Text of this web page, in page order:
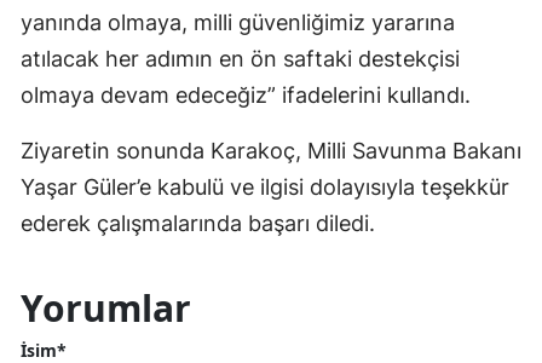
yanında olmaya, milli güvenliğimiz yararına
atılacak her adımın en ön saftaki destekçisi
olmaya devam edeceğiz” ifadelerini kullandı.
Ziyaretin sonunda Karakoç, Milli Savunma Bakanı
Yaşar Güler’e kabulü ve ilgisi dolayısıyla teşekkür
ederek çalışmalarında başarı diledi.
Yorumlar
İsim*